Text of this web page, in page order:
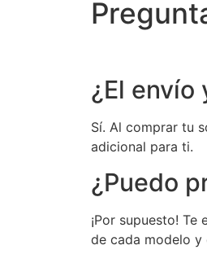
¿El envío
Sí. Al comprar tu
adicional para ti.
¿Puedo
¡Por supuesto!
de cada modelo y